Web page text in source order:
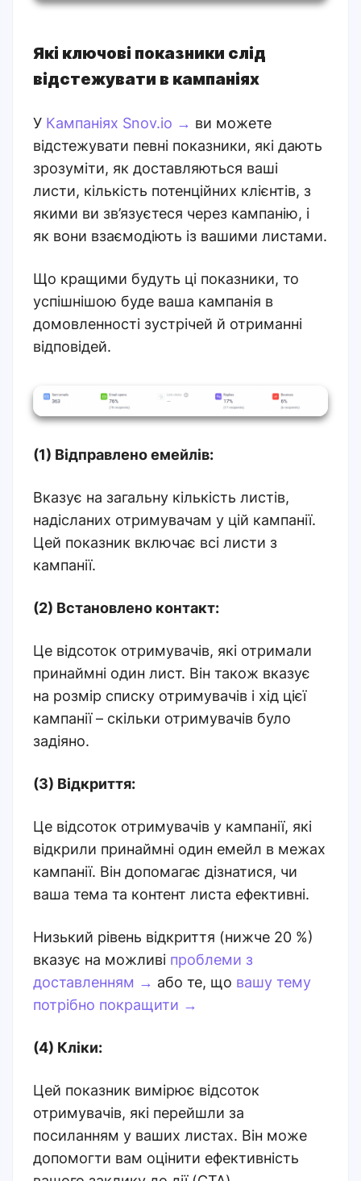
Які ключові показники слід
відстежувати в кампаніях
У Кампаніях Snov.io → ви можете
відстежувати певні показники, які дають
зрозуміти, як доставляються ваші
листи, кількість потенційних клієнтів, з
якими ви зв’язуєтеся через кампанію, і
як вони взаємодіють із вашими листами.
Що кращими будуть ці показники, то
успішнішою буде ваша кампанія в
домовленності зустрічей й отриманні
відповідей.
(1) Відправлено емейлів:
Вказує на загальну кількість листів,
надісланих отримувачам у цій кампанії.
Цей показник включає всі листи з
кампанії.
(2) Встановлено контакт:
Це відсоток отримувачів, які отримали
принаймні один лист. Він також вказує
на розмір списку отримувачів і хід цієї
кампанії – скільки отримувачів було
задіяно.
(3) Відкриття:
Це відсоток отримувачів у кампанії, які
відкрили принаймні один емейл в межах
кампанії. Він допомагає дізнатися, чи
ваша тема та контент листа ефективні.
Низький рівень відкриття (нижче 20 %)
вказує на можливі проблеми з
доставленням → або те, що вашу тему
потрібно покращити →
(4) Кліки:
Цей показник вимірює відсоток
отримувачів, які перейшли за
посиланням у ваших листах. Він може
допомогти вам оцінити ефективність